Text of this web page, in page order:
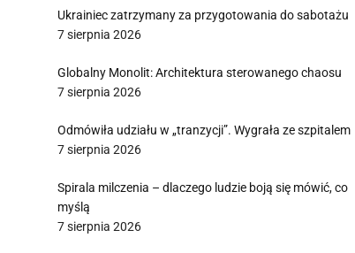
Ukrainiec zatrzymany za przygotowania do sabotażu
7 sierpnia 2026
Globalny Monolit: Architektura sterowanego chaosu
7 sierpnia 2026
Odmówiła udziału w „tranzycji”. Wygrała ze szpitalem
7 sierpnia 2026
Spirala milczenia – dlaczego ludzie boją się mówić, co
myślą
7 sierpnia 2026